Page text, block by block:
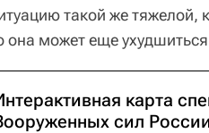
такой же тяжелой,
она может еще
карта
сил